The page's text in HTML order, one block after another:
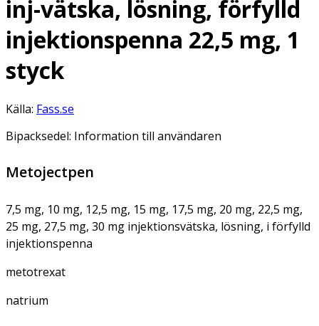
inj-vätska, lösning, förfylld
injektionspenna 22,5 mg, 1
styck
Källa: Fass.se
Bipacksedel: Information till användaren
Metojectpen
7,5 mg, 10 mg, 12,5 mg, 15 mg, 17,5 mg, 20 mg, 22,5 mg,
25 mg, 27,5 mg, 30 mg injektionsvätska, lösning, i förfylld
injektionspenna
metotrexat
natrium